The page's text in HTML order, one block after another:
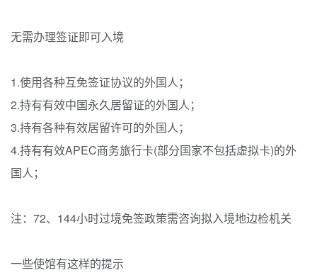
无需办理签证即可入境
1.使用各种互免签证协议的外国人；
2.持有有效中国永久居留证的外国人；
3.持有各种有效居留许可的外国人；
4.持有有效APEC商务旅行卡(部分国家不包括虚拟卡)的外
国人；
注：72、144小时过境免签政策需咨询拟入境地边检机关
一些使馆有这样的提示